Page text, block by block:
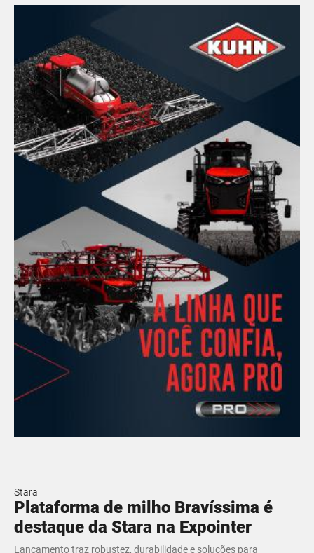
Stara
Plataforma de milho Bravíssima é
destaque da Stara na Expointer
Lançamento traz robustez, durabilidade e soluções para